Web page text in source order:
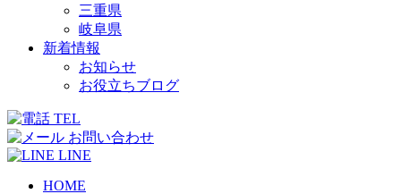
三重県
岐阜県
新着情報
お知らせ
お役立ちブログ
TEL
お問い合わせ
LINE
HOME